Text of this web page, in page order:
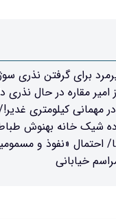
برای گرفتن نذری
مقاره در حال نذری
مهمانی کیلومتری
شیک خانه بهنوش
احتمال «نفوذ و
خیابانی